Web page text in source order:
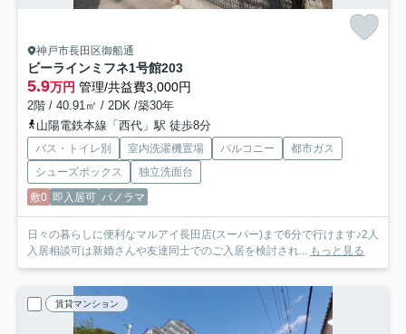
神戸市長田区御船通
ビーラインミフネ1号館203
5.9万円 管理/共益費3,000円
2階 / 40.91㎡ / 2DK /築30年
山陽電鉄本線「西代」駅 徒歩8分
バス・トイレ別 室内洗濯機置場 バルコニー
都市ガス
シューズボックス
独立洗面台
敷0 即入居可 パノラマ
日々の暮らしに便利なマルアイ長田店(スーパー)まで6分で行けます♪2人
入居相談可は新婚さんや友達同士でのご入居を検討され...
もっと見る
賃貸マンション